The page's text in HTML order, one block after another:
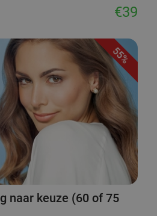
€39
55%
naar keuze (60 of 75